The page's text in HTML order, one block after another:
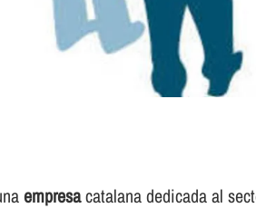
empresacatalana dedicada al